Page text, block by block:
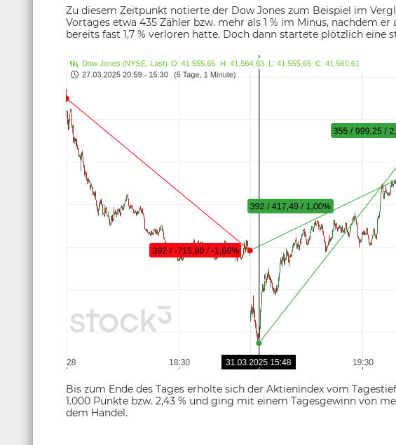
Zu diesem Zeitpunkt notierte der Dow Jones zum Beispiel im
Vortages etwa 435 Zähler bzw. mehr als 1 % im Minus, nachdem
bereits fast 1,7 % verloren hatte. Doch dann startete plötzlich eine
Bis zum Ende des Tages erholte sich der Aktienindex vom
1.000 Punkte bzw. 2,43 % und ging mit einem Tagesgewinn von
dem Handel.